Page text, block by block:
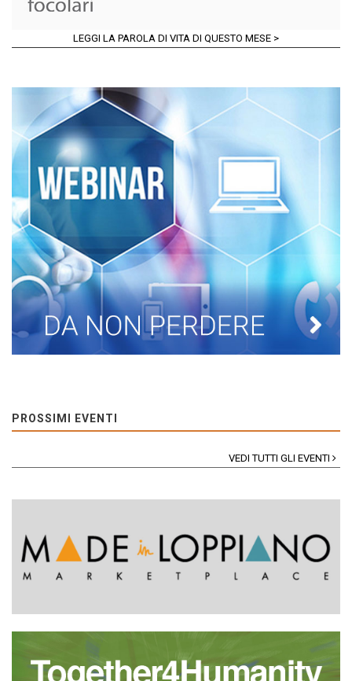
LEGGI LA PAROLA DI VITA DI QUESTO MESE >
PROSSIMI EVENTI
VEDI TUTTI GLI EVENTI